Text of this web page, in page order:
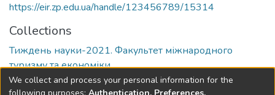
https://eir.zp.edu.ua/handle/123456789/15314
Collections
Тиждень науки-2021. Факультет міжнародного
туризму та економіки
We collect and process your personal information for the